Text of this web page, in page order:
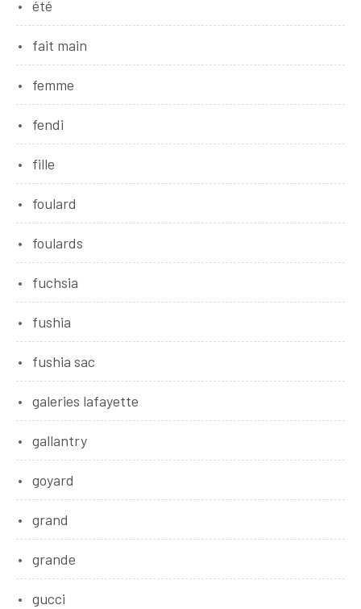
été
fait main
femme
fendi
fille
foulard
foulards
fuchsia
fushia
fushia sac
galeries lafayette
gallantry
goyard
grand
grande
gucci